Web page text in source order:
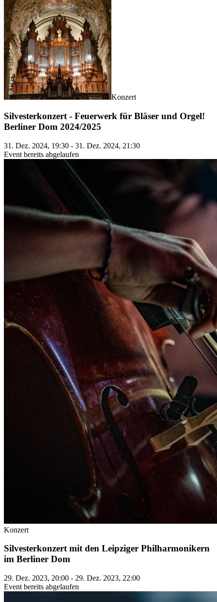
Konzert
Silvesterkonzert - Feuerwerk für Bläser und Orgel!
Berliner Dom 2024/2025
31. Dez. 2024, 19:30 - 31. Dez. 2024, 21:30
Event bereits abgelaufen
Konzert
Silvesterkonzert mit den Leipziger Philharmonikern
im Berliner Dom
29. Dez. 2023, 20:00 - 29. Dez. 2023, 22:00
Event bereits abgelaufen